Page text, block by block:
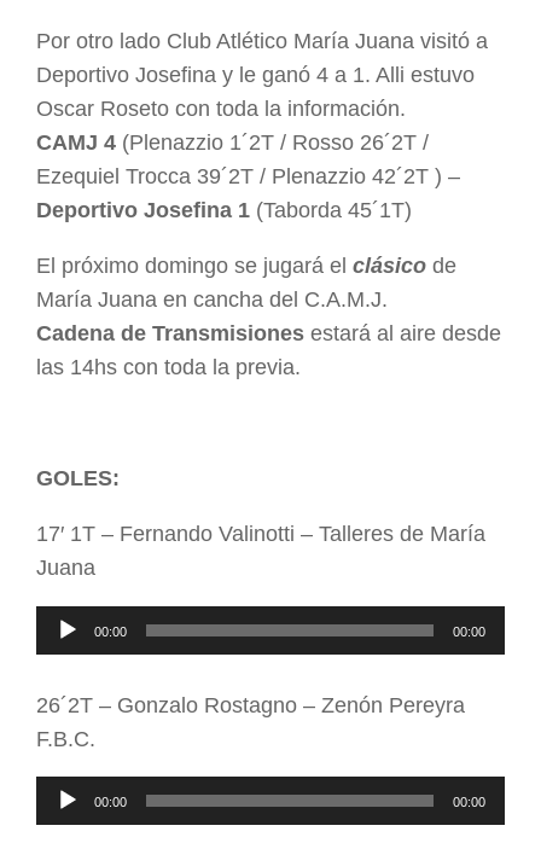
Por otro lado Club Atlético María Juana visitó a
Deportivo Josefina y le ganó 4 a 1. Alli estuvo
Oscar Roseto con toda la información.
CAMJ 4 (Plenazzio 1´2T / Rosso 26´2T /
Ezequiel Trocca 39´2T / Plenazzio 42´2T ) –
Deportivo Josefina 1 (Taborda 45´1T)
El próximo domingo se jugará el clásico de
María Juana en cancha del C.A.M.J.
Cadena de Transmisiones estará al aire desde
las 14hs con toda la previa.
GOLES:
17′ 1T – Fernando Valinotti – Talleres de María
Juana
Reproductor
de
00:00 00:00
26´2T – Gonzalo Rostagno – Zenón Pereyra
F.B.C.
Reproductor
de
00:00 00:00